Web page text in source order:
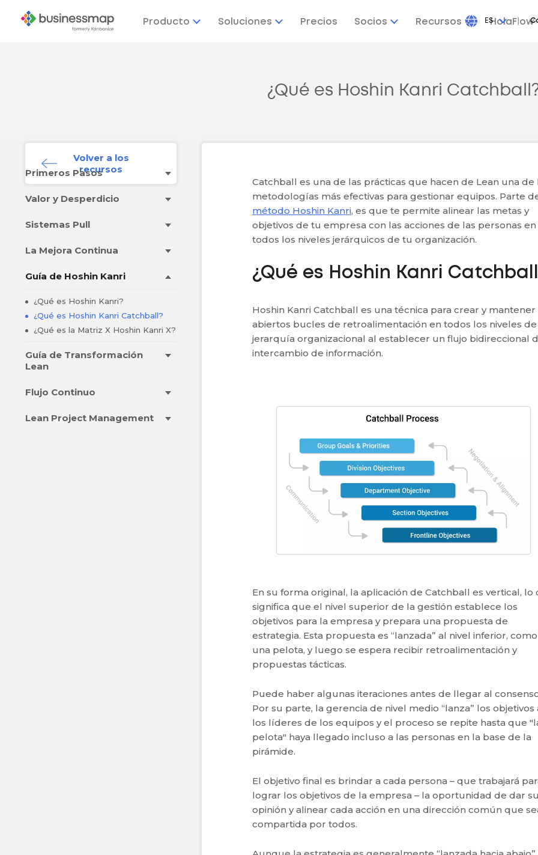
Producto Soluciones Precios Socios Recursos HolaFlow
ES
¿Qué es Hoshin Kanri
Volver a los
recursos
Primeros Pasos
Valor y Desperdicio
Sistemas Pull
La Mejora Continua
Guía de Hoshin Kanri
¿Qué es Hoshin Kanri?
¿Qué es Hoshin Kanri Catchball?
¿Qué es la Matriz X Hoshin Kanri X?
Guía de Transformación
Lean
Flujo Continuo
Lean Project Management
Catchball es una de las prácticas que hacen de Lean una de
metodologías más efectivas para gestionar equipos. Parte
método Hoshin Kanri, es que te permite alinear las metas y
objetivos de tu empresa con las acciones de las personas en
todos los niveles jerárquicos de tu organización.
¿Qué es Hoshin Kanri
Hoshin Kanri Catchball es una técnica para crear y mantener
abiertos bucles de retroalimentación en todos los niveles
jerarquía organizacional al establecer un flujo bidireccional
intercambio de información.
En su forma original, la aplicación de Catchball es vertical, lo
significa que el nivel superior de la gestión establece los
objetivos para la empresa y prepara una propuesta de
estrategia. Esta propuesta es “lanzada” al nivel inferior, como
una pelota, y luego se espera recibir retroalimentación y
propuestas tácticas.
Puede haber algunas iteraciones antes de llegar al
Por su parte, la gerencia de nivel medio “lanza” los objetivos
los líderes de los equipos y el proceso se repite hasta que
pelota" haya llegado incluso a las personas en la base de la
pirámide.
El objetivo final es brindar a cada persona – que trabajará
lograr los objetivos de la empresa – la oportunidad de dar su
opinión y alinear cada acción en una dirección común que
compartida por todos.